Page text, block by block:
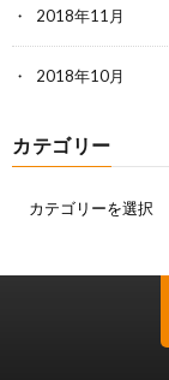
2018年11月
2018年10月
カテゴリー